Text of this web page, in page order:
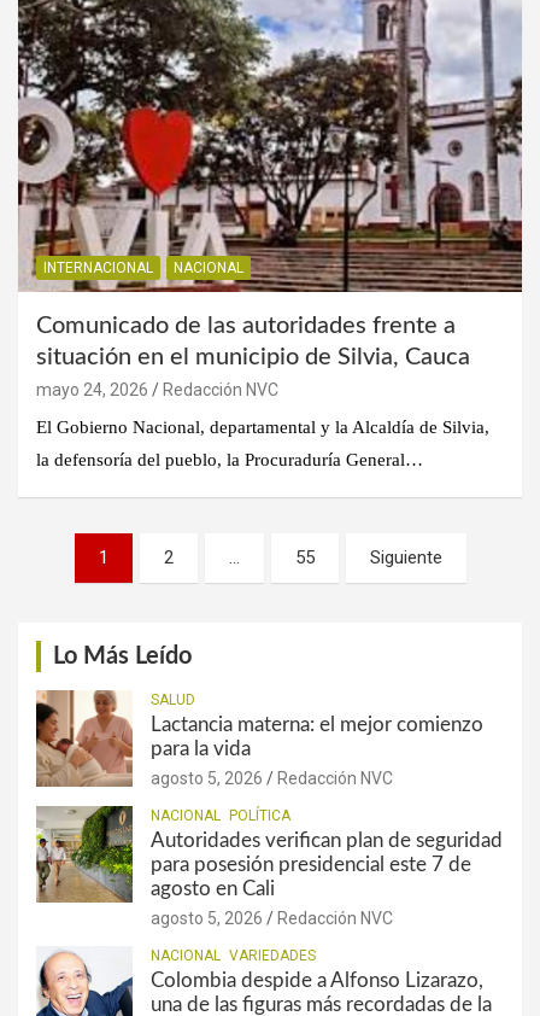
INTERNACIONAL NACIONAL
Comunicado de las autoridades frente a
situación en el municipio de Silvia, Cauca
mayo 24, 2026
Redacción NVC
El Gobierno Nacional, departamental y la Alcaldía de Silvia,
la defensoría del pueblo, la Procuraduría General…
Paginación
1 2 … 55 Siguiente
Lo Más Leído
SALUD
Lactancia materna: el mejor comienzo
para la vida
agosto 5, 2026 Redacción NVC
NACIONAL POLÍTICA
Autoridades verifican plan de seguridad
para posesión presidencial este 7 de
agosto en Cali
agosto 5, 2026 Redacción NVC
NACIONAL VARIEDADES
Colombia despide a Alfonso Lizarazo,
una de las figuras más recordadas de la